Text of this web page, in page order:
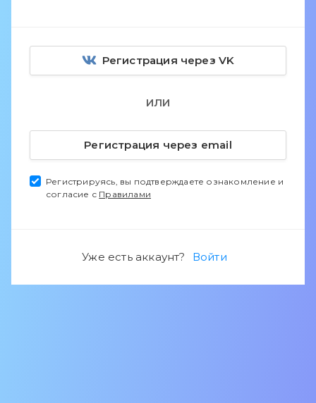
Регистрация через VK
ИЛИ
Регистрация через email
Регистрируясь, вы подтверждаете ознакомление и
согласие с Правилами
Уже есть аккаунт? Войти